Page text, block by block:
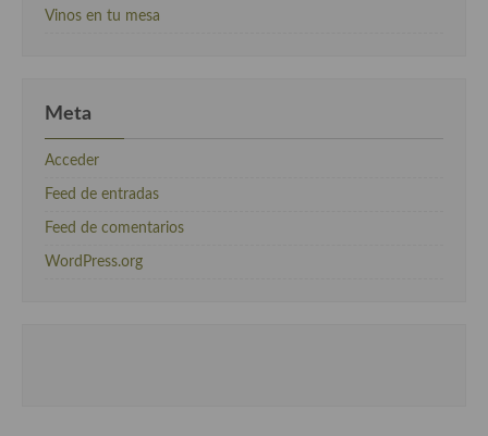
Vinos en tu mesa
Meta
Acceder
Feed de entradas
Feed de comentarios
WordPress.org